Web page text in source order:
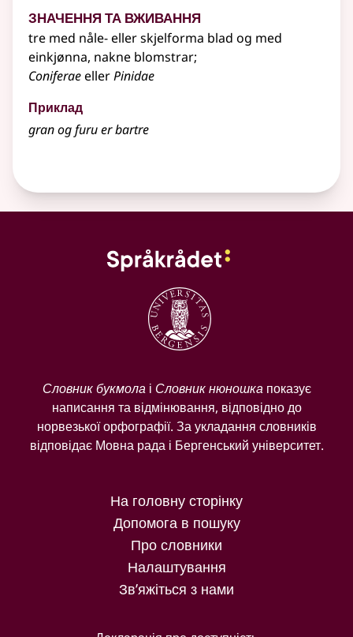
Значення та вживання
tre med nåle-ellerskjelforma blad og med
einkjønna, nakne blomstrar;
ConiferaeellerPinidae
Приклад
gran og furu er bartre
Словник букмолаі Словник нюношкапоказує
написання та відмінювання, відповідно до
норвезької орфографії. За укладання словників
відповідає Мовна рада і Бергенський університет.
На головну сторінку
Допомога в пошуку
Про словники
Налаштування
Зв’яжіться з нами